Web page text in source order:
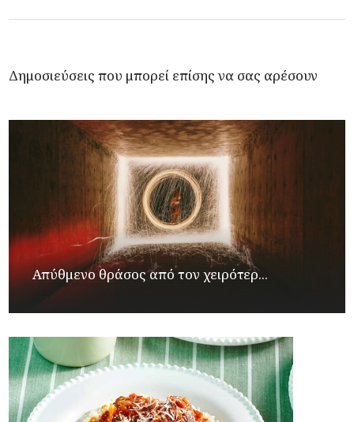
Δημοσιεύσεις που μπορεί επίσης να σας αρέσουν
Απύθμενο θράσος από τον χειρότερ...